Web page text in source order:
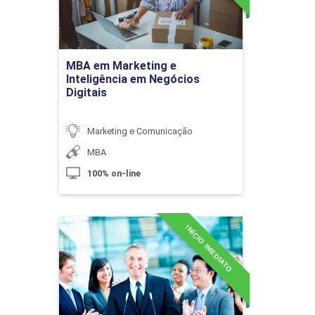
Fotografia Conceitual
10h
Fotografia para Gastronomia
10h
A Arte da Imagem: Técnicas e Conceitos
MBA em Marketing e
Inteligência em Negócios
Digitais
Marketing e Comunicação
MBA
100% on-line
INÍCIO IMEDIATO
MBA em Marketing Político
e Eleitoral
Detalhes do curso